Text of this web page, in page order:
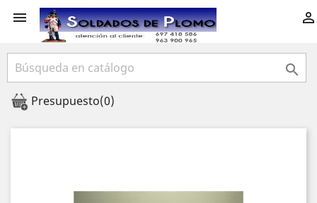
 

Presupuesto(0)